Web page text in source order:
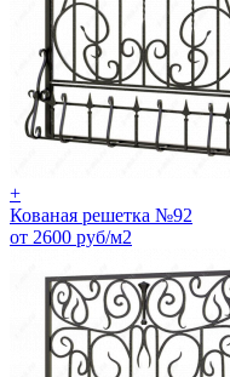
+
Кованая решетка №92
от 2600 руб/м2